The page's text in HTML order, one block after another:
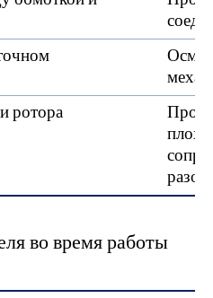
ротора
во время работы